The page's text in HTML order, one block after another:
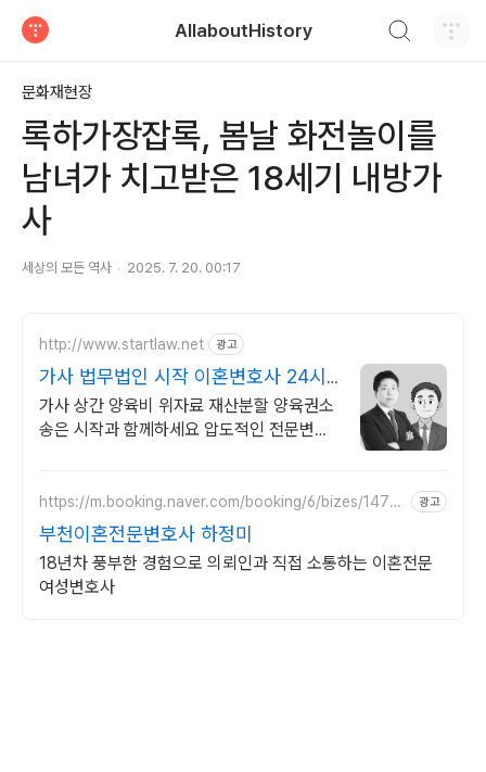
AllaboutHistory
문화재현장
록하가장잡록, 봄날 화전놀이를
남녀가 치고받은 18세기 내방가
사
세상의 모든 역사 2025. 7. 20. 00:17
http://www.startlaw.net 광고
가사 법무법인 시작 이혼변호사 24시
간 비밀상담
가사 상간 양육비 위자료 재산분할 양육권소
송은 시작과 함께하세요 압도적인 전문변호
https://m.booking.naver.com/booking/6/bizes/1475
광고
부천이혼전문변호사 하정미
18년차 풍부한 경험으로 의뢰인과 직접 소통하는 이혼전문
여성변호사